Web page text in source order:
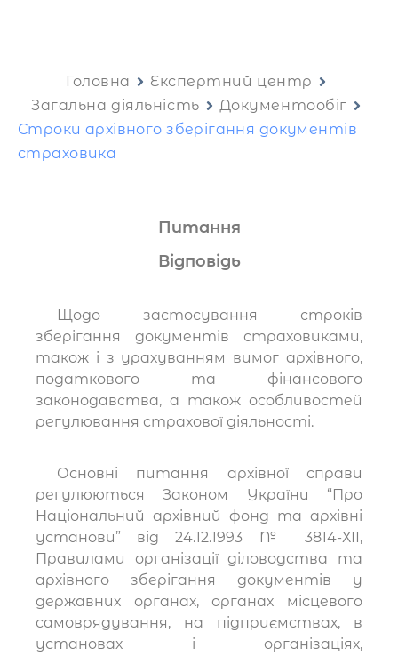
Головна
Експертний центр
Загальна діяльність
Документообіг
Строки архівного зберігання документів
страховика
Питання
Відповідь
Щодо застосування строків
зберігання документів страховиками,
також і з урахуванням вимог архівного,
податкового та фінансового
законодавства, а також особливостей
регулювання страхової діяльності.
Основні питання архівної справи
регулюються Законом України “Про
Національний архівний фонд та архівні
установи” від 24.12.1993 № 3814-ХІІ,
Правилами організації діловодства та
архівного зберігання документів у
державних органах, органах місцевого
самоврядування, на підприємствах, в
установах і організаціях,